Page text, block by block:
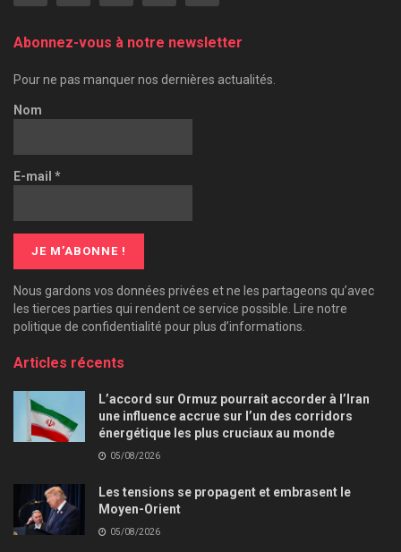
Abonnez-vous à notre newsletter
Pour ne pas manquer nos dernières actualités.
Nom
E-mail *
Nous gardons vos données privées et ne les partageons qu’avec
les tierces parties qui rendent ce service possible. Lire notre
politique de confidentialité pour plus d’informations.
Articles récents
L’accord sur Ormuz pourrait accorder à l’Iran
une influence accrue sur l’un des corridors
énergétique les plus cruciaux au monde
05/08/2026
Les tensions se propagent et embrasent le
Moyen-Orient
05/08/2026